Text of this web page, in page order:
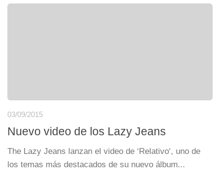
03/09/2015
Nuevo video de los Lazy Jeans
The Lazy Jeans lanzan el video de ‘Relativo‘, uno de
los temas más destacados de su nuevo álbum...